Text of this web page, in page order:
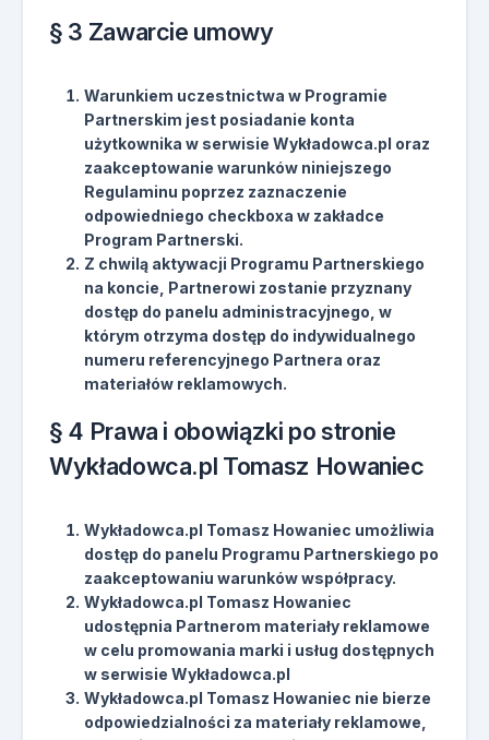
§ 3 Zawarcie umowy
Warunkiem uczestnictwa w Programie
Partnerskim jest posiadanie konta
użytkownika w serwisie Wykładowca.pl oraz
zaakceptowanie warunków niniejszego
Regulaminu poprzez zaznaczenie
odpowiedniego checkboxa w zakładce
Program Partnerski.
Z chwilą aktywacji Programu Partnerskiego
na koncie, Partnerowi zostanie przyznany
dostęp do panelu administracyjnego, w
którym otrzyma dostęp do indywidualnego
numeru referencyjnego Partnera oraz
materiałów reklamowych.
§ 4 Prawa i obowiązki po stronie
Wykładowca.pl Tomasz Howaniec
Wykładowca.pl Tomasz Howaniec umożliwia
dostęp do panelu Programu Partnerskiego po
zaakceptowaniu warunków współpracy.
Wykładowca.pl Tomasz Howaniec
udostępnia Partnerom materiały reklamowe
w celu promowania marki i usług dostępnych
w serwisie Wykładowca.pl
Wykładowca.pl Tomasz Howaniec nie bierze
odpowiedzialności za materiały reklamowe,